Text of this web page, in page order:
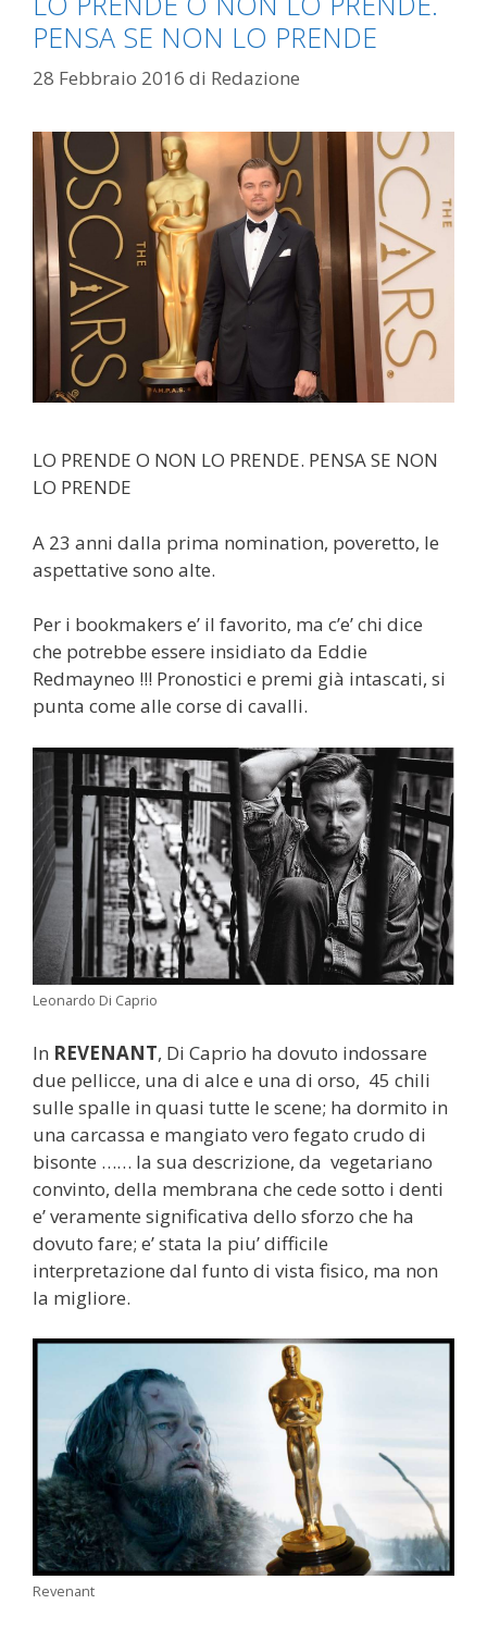
PENSA SE NON LO PRENDE
28 Febbraio 2016 di Redazione
LO PRENDE O NON LO PRENDE. PENSA SE NON
LO PRENDE
A 23 anni dalla prima nomination, poveretto, le
aspettative sono alte.
Per i bookmakers e’ il favorito, ma c’e’ chi dice
che potrebbe essere insidiato da Eddie
Redmayneo !!! Pronostici e premi già intascati, si
punta come alle corse di cavalli.
Leonardo Di Caprio
In REVENANT, Di Caprio ha dovuto indossare
due pellicce, una di alce e una di orso, 45 chili
sulle spalle in quasi tutte le scene; ha dormito in
una carcassa e mangiato vero fegato crudo di
bisonte …… la sua descrizione, da vegetariano
convinto, della membrana che cede sotto i denti
e’ veramente significativa dello sforzo che ha
dovuto fare; e’ stata la piu’ difficile
interpretazione dal funto di vista fisico, ma non
la migliore.
Revenant